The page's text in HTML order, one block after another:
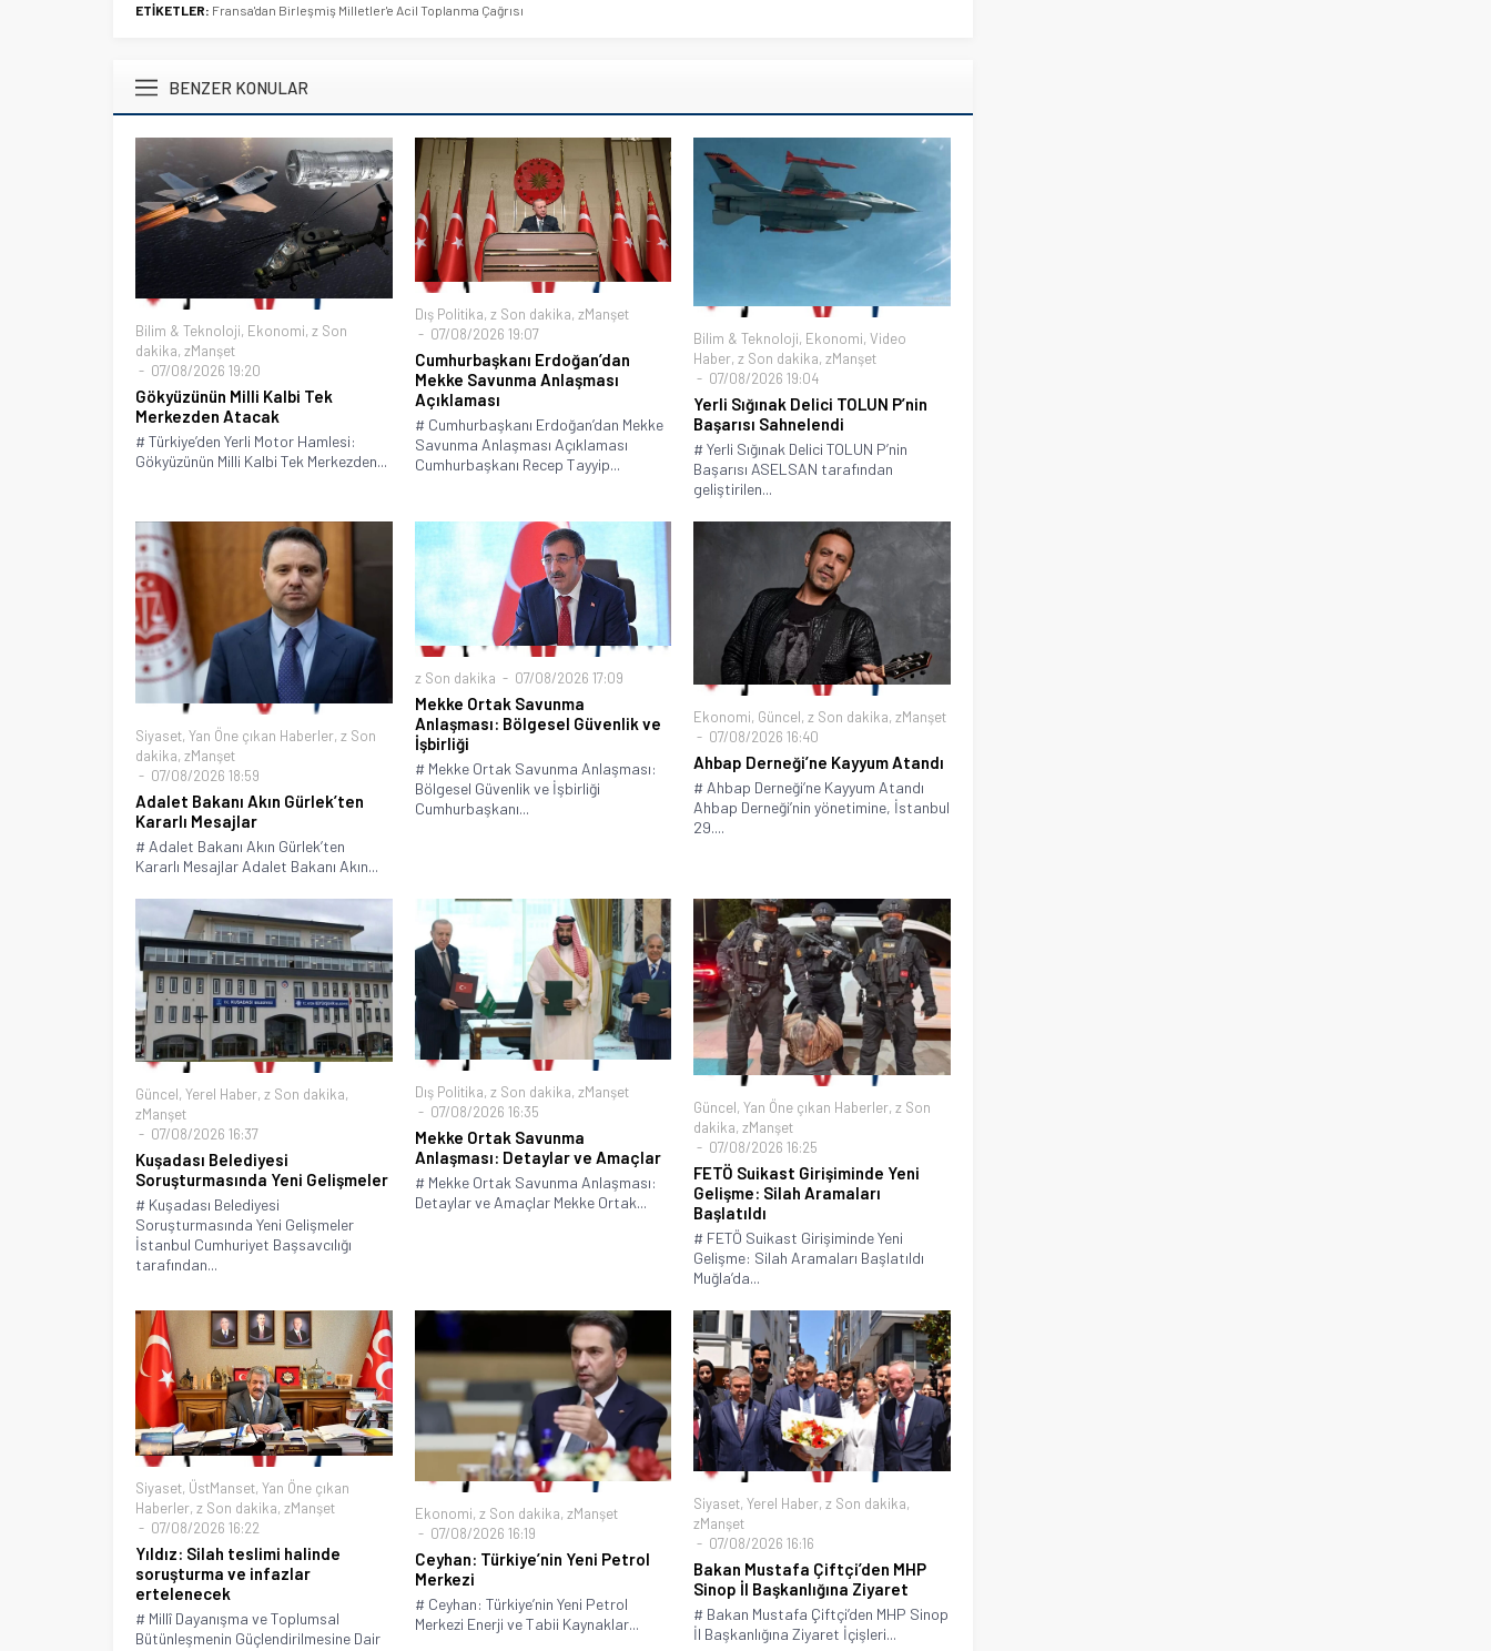
ETİKETLER: Fransa'dan Birleşmiş Milletler'e Acil Toplanma Çağrısı
BENZER KONULAR
Bilim & Teknoloji, Ekonomi, z Son
dakika, zManşet
07/08/2026 19:20
Gökyüzünün Milli Kalbi Tek
Merkezden Atacak
# Türkiye’den Yerli Motor Hamlesi:
Gökyüzünün Milli Kalbi Tek Merkezden...
Dış Politika, z Son dakika, zManşet
07/08/2026 19:07
Cumhurbaşkanı Erdoğan’dan
Mekke Savunma Anlaşması
Açıklaması
# Cumhurbaşkanı Erdoğan’dan Mekke
Savunma Anlaşması Açıklaması
Cumhurbaşkanı Recep Tayyip...
Bilim & Teknoloji, Ekonomi,Video
Haber,z Son dakika,zManşet
07/08/2026 19:04
Yerli Sığınak Delici TOLUN P’nin
Başarısı Sahnelendi
# Yerli Sığınak Delici TOLUN P’nin
Başarısı ASELSAN tarafından
geliştirilen...
Siyaset, Yan Öne çıkan Haberler, z Son
dakika, zManşet
07/08/2026 18:59
Adalet Bakanı Akın Gürlek’ten
Kararlı Mesajlar
# Adalet Bakanı Akın Gürlek’ten
Kararlı Mesajlar Adalet Bakanı Akın...
z Son dakika 07/08/2026 17:09
Mekke Ortak Savunma
Anlaşması: Bölgesel Güvenlik ve
İşbirliği
# Mekke Ortak Savunma Anlaşması:
Bölgesel Güvenlik ve İşbirliği
Cumhurbaşkanı...
Ekonomi, Güncel,z Son dakika,zManşet
07/08/2026 16:40
Ahbap Derneği’ne Kayyum Atandı
# Ahbap Derneği’ne Kayyum Atandı
Ahbap Derneği’nin yönetimine, İstanbul
29....
Güncel, Yerel Haber, z Son dakika,
zManşet
07/08/2026 16:37
Kuşadası Belediyesi
Soruşturmasında Yeni Gelişmeler
# Kuşadası Belediyesi
Soruşturmasında Yeni Gelişmeler
İstanbul Cumhuriyet Başsavcılığı
tarafından...
Dış Politika, z Son dakika, zManşet
07/08/2026 16:35
Mekke Ortak Savunma
Anlaşması: Detaylar ve Amaçlar
# Mekke Ortak Savunma Anlaşması:
Detaylar ve Amaçlar Mekke Ortak...
Güncel,Yan Öne çıkan Haberler,z Son
dakika,zManşet
07/08/2026 16:25
FETÖ Suikast Girişiminde Yeni
Gelişme: Silah Aramaları
Başlatıldı
# FETÖ Suikast Girişiminde Yeni
Gelişme: Silah Aramaları Başlatıldı
Muğla’da...
Siyaset, ÜstManset, Yan Öne çıkan
Haberler, z Son dakika, zManşet
07/08/2026 16:22
Yıldız: Silah teslimi halinde
soruşturma ve infazlar
ertelenecek
# Millî Dayanışma ve Toplumsal
Bütünleşmenin Güçlendirilmesine Dair
Ekonomi, z Son dakika, zManşet
07/08/2026 16:19
Ceyhan: Türkiye’nin Yeni Petrol
Merkezi
# Ceyhan: Türkiye’nin Yeni Petrol
Merkezi Enerji ve Tabii Kaynaklar...
Siyaset,Yerel Haber,z Son dakika,
zManşet
07/08/2026 16:16
Bakan Mustafa Çiftçi’den MHP
Sinop İl Başkanlığına Ziyaret
# Bakan Mustafa Çiftçi’den MHP Sinop
İl Başkanlığına Ziyaret İçişleri...